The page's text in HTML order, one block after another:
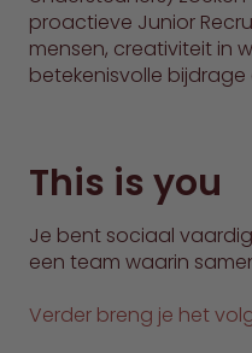
proactieve Junior
mensen, creativiteit in
betekenisvolle bijdrage
This is you
Je bent sociaal
een team waarin
Verder breng je het